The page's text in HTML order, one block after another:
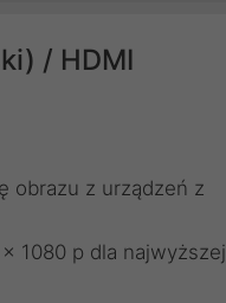
/ HDMI
obrazu z urządzeń z
1080 p dla najwyższej